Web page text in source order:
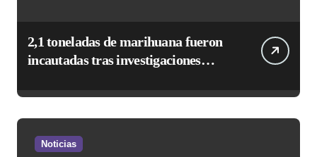
2,1 toneladas de marihuana fueron
incautadas tras investigaciones
Noticias